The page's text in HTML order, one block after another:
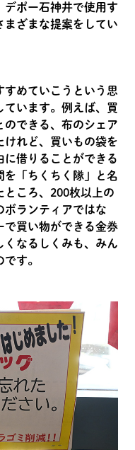
デポー石神井で使用す
まざまな提案をしてい
すめていこうという思
ています。例えば、買
のできる、布のシェア
けれど、買いもの袋を
に借りることができる
を「ちくちく隊」と名
ところ、200枚以上の
ボランティアではな
で買い物ができる金券
くなるしくみも、みん
す。